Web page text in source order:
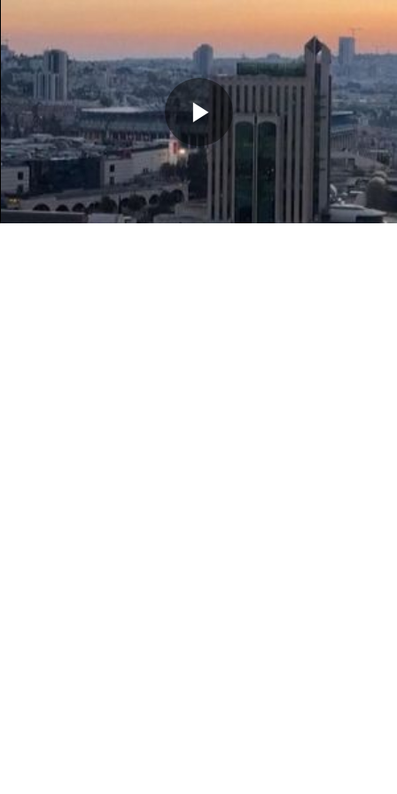
Memutarkan
Video